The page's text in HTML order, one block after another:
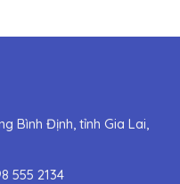
Bình Định, tỉnh Gia Lai,
555 2134